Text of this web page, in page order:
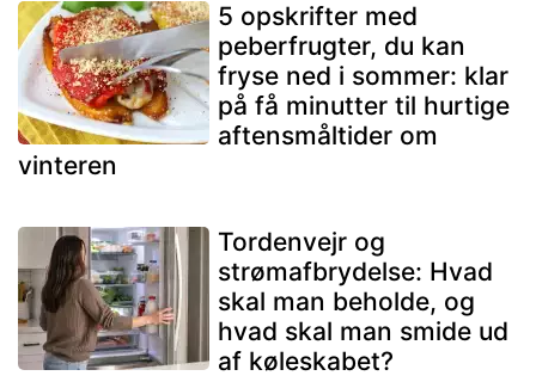
5 opskrifter med
peberfrugter, du kan
fryse ned i sommer: klar
på få minutter til hurtige
aftensmåltider om
vinteren
Tordenvejr og
strømafbrydelse: Hvad
skal man beholde, og
hvad skal man smide ud
af køleskabet?